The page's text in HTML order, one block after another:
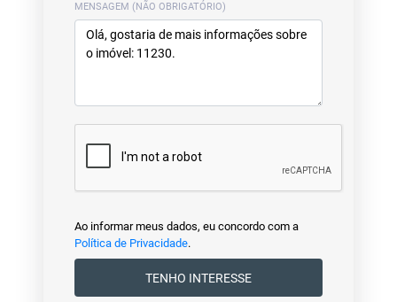
MENSAGEM (NÃO OBRIGATÓRIO)
Ao informar meus dados, eu concordo com a
Política de Privacidade.
TENHO INTERESSE